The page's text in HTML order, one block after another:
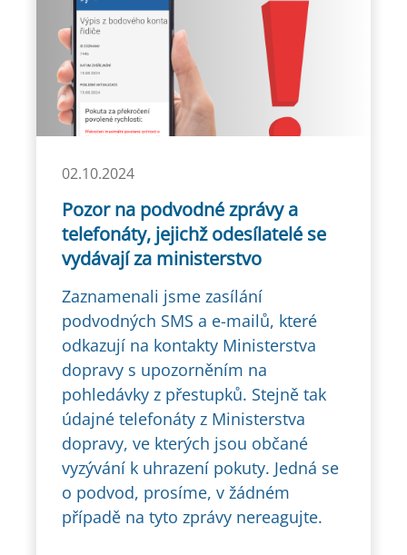
02.10.2024
Pozor na podvodné zprávy a
telefonáty, jejichž odesílatelé se
vydávají za ministerstvo
Zaznamenali jsme zasílání
podvodných SMS a e-mailů, které
odkazují na kontakty Ministerstva
dopravy s upozorněním na
pohledávky z přestupků. Stejně tak
údajné telefonáty z Ministerstva
dopravy, ve kterých jsou občané
vyzývání k uhrazení pokuty. Jedná se
o podvod, prosíme, v žádném
případě na tyto zprávy nereagujte.